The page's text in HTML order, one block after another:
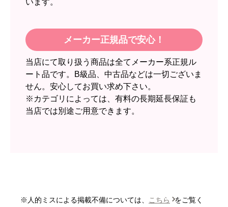
2026年6月30日 23:50
欲しい商品をスムーズに注文できましたか？
はい
ショップからの連絡や対応は適切でしたか？
無回答
予定の期日までに商品が届きましたか？
メーカー正規品で安心！
当店にて取り扱う商品は全てメーカー系正規ル
ート品です。B級品、中古品などは一切ございま
せん。安心してお買い求め下さい。
※カテゴリによっては、有料の長期延長保証も
当店では別途ご用意できます。
※人的ミスによる掲載不備については、 こちら
をご覧く